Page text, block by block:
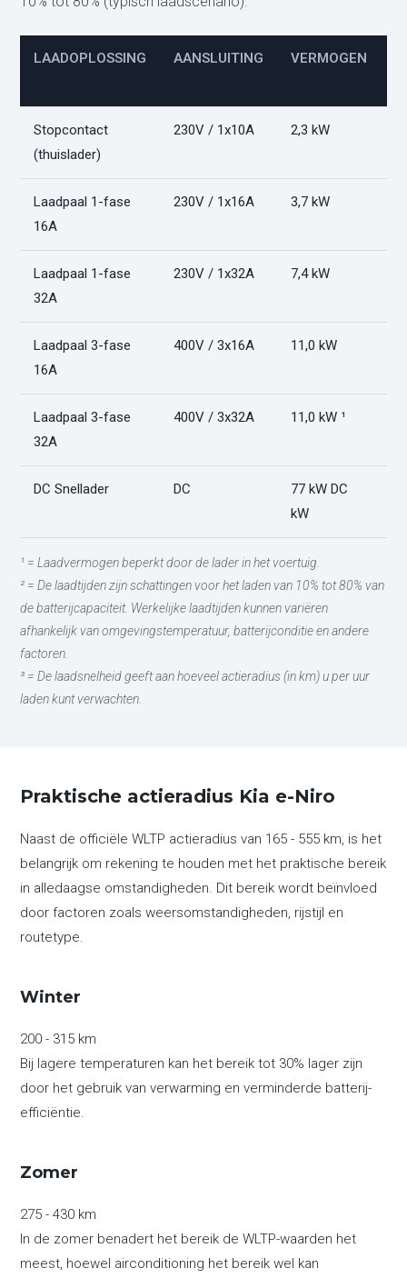
LAADOPLOSSING AANSLUITING VERMOGEN
Stopcontact
(thuislader)
230V / 1x10A 2,3 kW
Laadpaal 1-fase
16A
230V / 1x16A 3,7 kW
Laadpaal 1-fase
32A
230V / 1x32A 7,4 kW
Laadpaal 3-fase
16A
400V / 3x16A 11,0 kW
Laadpaal 3-fase
32A
400V / 3x32A 11,0 kW ¹
DC Snellader DC
77 kW DC
kW
¹ = Laadvermogen beperkt door de lader in het voertuig.
² = De laadtijden zijn schattingen voor het laden van 10% tot 80% van
de batterijcapaciteit. Werkelijke laadtijden kunnen variëren
afhankelijk van omgevingstemperatuur, batterijconditie en andere
factoren.
³ = De laadsnelheid geeft aan hoeveel actieradius (in km) u per uur
laden kunt verwachten.
Praktische actieradius Kia e-Niro
Naast de officiële WLTP actieradius van 165 - 555 km, is het
belangrijk om rekening te houden met het praktische bereik
in alledaagse omstandigheden. Dit bereik wordt beïnvloed
door factoren zoals weersomstandigheden, rijstijl en
routetype.
Winter
200 - 315 km
Bij lagere temperaturen kan het bereik tot 30% lager zijn
door het gebruik van verwarming en verminderde batterij-
efficiëntie.
Zomer
275 - 430 km
In de zomer benadert het bereik de WLTP-waarden het
meest, hoewel airconditioning het bereik wel kan